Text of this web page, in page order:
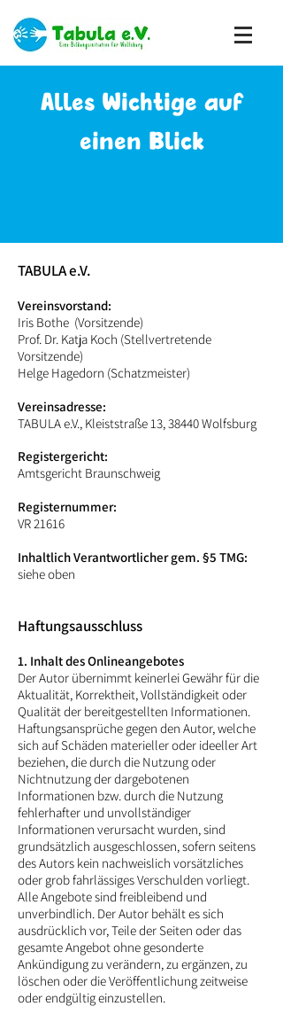
Alles Wichtige auf
einen Blick
TABULA e.V.
Vereinsvorstand:
Iris Bothe (Vorsitzende)
Prof. Dr. Katja Koch (Stellvertretende
Vorsitzende)
Helge Hagedorn (Schatzmeister)
Vereinsadresse:
TABULA e.V., Kleiststraße 13, 38440 Wolfsburg
Registergericht:
Amtsgericht Braunschweig
Registernummer:
VR 21616
Inhaltlich Verantwortlicher gem. §5 TMG:
siehe oben
Haftungsausschluss
1. Inhalt des Onlineangebotes
Der Autor übernimmt keinerlei Gewähr für die
Aktualität, Korrektheit, Vollständigkeit oder
Qualität der bereitgestellten Informationen.
Haftungsansprüche gegen den Autor, welche
sich auf Schäden materieller oder ideeller Art
beziehen, die durch die Nutzung oder
Nichtnutzung der dargebotenen
Informationen bzw. durch die Nutzung
fehlerhafter und unvollständiger
Informationen verursacht wurden, sind
grundsätzlich ausgeschlossen, sofern seitens
des Autors kein nachweislich vorsätzliches
oder grob fahrlässiges Verschulden vorliegt.
Alle Angebote sind freibleibend und
unverbindlich. Der Autor behält es sich
ausdrücklich vor, Teile der Seiten oder das
gesamte Angebot ohne gesonderte
Ankündigung zu verändern, zu ergänzen, zu
löschen oder die Veröffentlichung zeitweise
oder endgültig einzustellen.